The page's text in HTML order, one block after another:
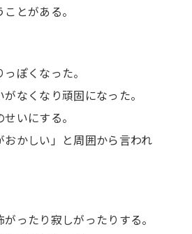
とがある。
ぽくなった。
がなくなり頑固になった。
いにする。
おかしい」と周囲から言われ
がったり寂しがったりする。